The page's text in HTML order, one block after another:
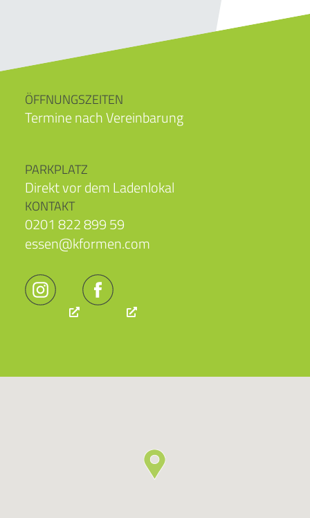
ÖFFNUNGSZEITEN
Termine nach Vereinbarung
PARKPLATZ
Direkt vor dem Ladenlokal
KONTAKT
0201 822 899 59
essen@kformen.com